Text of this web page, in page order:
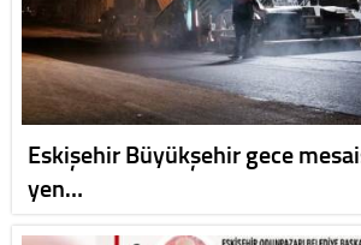
Eskişehir Büyükşehir gece
yen…